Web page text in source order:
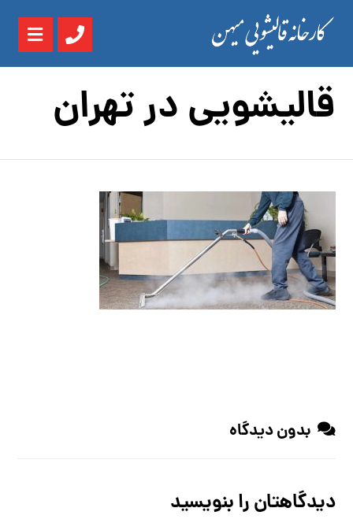
قالیشویی در تهران
بدون دیدگاه
دیدگاهتان را بنویسید